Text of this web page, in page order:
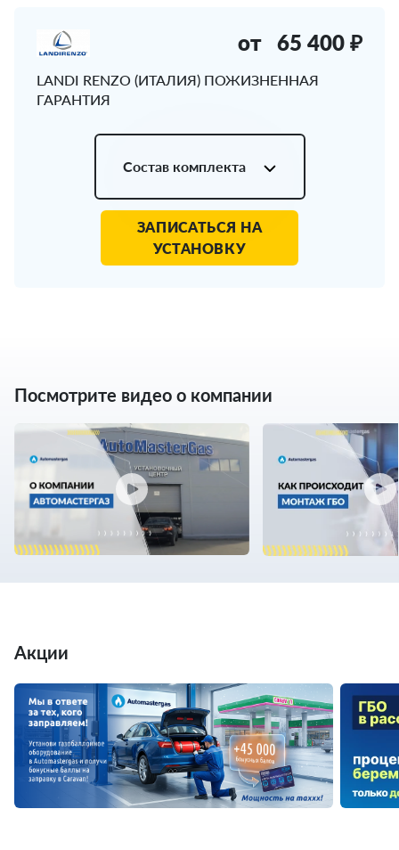
LANDI RENZO (ИТАЛИЯ) ПОЖИЗНЕННАЯ
ГАРАНТИЯ
от 65 400 ₽
Состав комплекта
ЗАПИСАТЬСЯ НА
УСТАНОВКУ
Посмотрите видео о компании
Акции